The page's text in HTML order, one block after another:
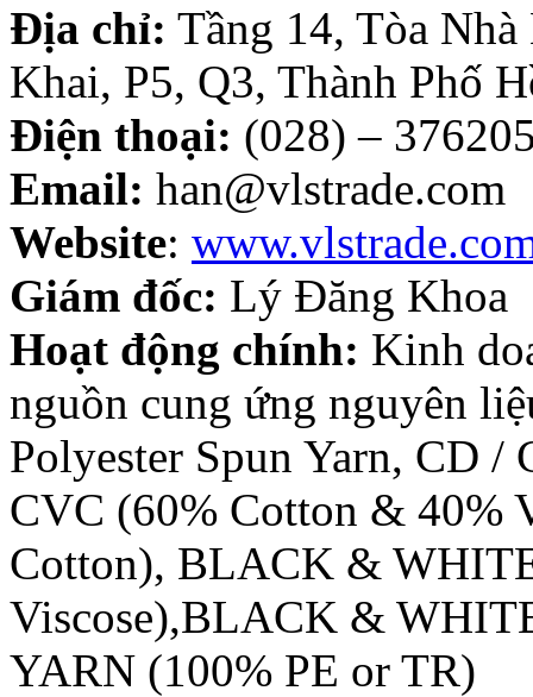
Địa chỉ: Tầng 14, Tòa
Khai, P5, Q3, Thành Phố
Điện thoại: (028) –
Email: han@vlstrade.com
Website:
Giám đốc: Lý Đăng Khoa
Hoạt động chính: Kinh
nguồn cung ứng nguyên
Polyester Spun Yarn, CD
CVC (60% Cotton & 40%
Cotton), BLACK &
Viscose),BLACK &
YARN (100% PE or TR)